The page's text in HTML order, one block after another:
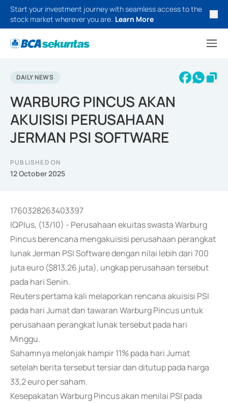
Start your investment journey with seamless access to the
stock market wherever you are. Learn More
DAILY NEWS
WARBURG PINCUS AKAN
AKUISISI PERUSAHAAN
JERMAN PSI SOFTWARE
PUBLISHED ON
12 October 2025
1760328263403397
IQPlus, (13/10) - Perusahaan ekuitas swasta Warburg
Pincus berencana mengakuisisi perusahaan perangkat
lunak Jerman PSI Software dengan nilai lebih dari 700
juta euro ($813,26 juta), ungkap perusahaan tersebut
pada hari Senin.
Reuters pertama kali melaporkan rencana akuisisi PSI
pada hari Jumat dan tawaran Warburg Pincus untuk
perusahaan perangkat lunak tersebut pada hari
Minggu.
Sahamnya melonjak hampir 11% pada hari Jumat
setelah berita tersebut tersiar dan ditutup pada harga
33,2 euro per saham.
Kesepakatan Warburg Pincus akan menilai PSI pada